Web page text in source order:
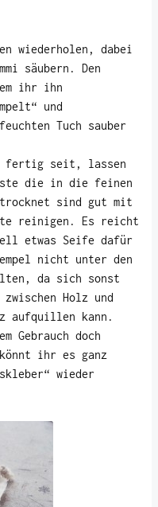
wiederholen, dabei
säubern. Den
ihr ihn
und
Tuch sauber
fertig seit, lassen
die in die feinen
sind gut mit
reinigen. Es reicht
etwas Seife dafür
nicht unter den
da sich sonst
Holz und
aufquillen kann.
Gebrauch doch
könnt ihr es ganz
wieder